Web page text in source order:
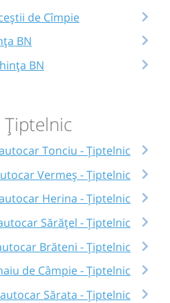
de Cîmpie
BN
BN
Tonciu - Țiptelnic
Vermeș - Țiptelnic
Herina - Țiptelnic
Sărățel - Țiptelnic
Brăteni - Țiptelnic
de Câmpie - Țiptelnic
autocar Sărata - Țiptelnic